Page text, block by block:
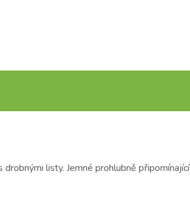
listy. Jemné prohlubně